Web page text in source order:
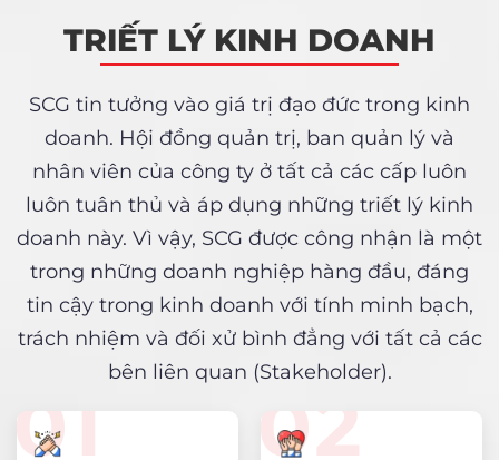
TRIẾT LÝ KINH DOANH
SCG tin tưởng vào giá trị đạo đức trong kinh
doanh. Hội đồng quản trị, ban quản lý và
nhân viên của công ty ở tất cả các cấp luôn
luôn tuân thủ và áp dụng những triết lý kinh
doanh này. Vì vậy, SCG được công nhận là một
trong những doanh nghiệp hàng đầu, đáng
tin cậy trong kinh doanh với tính minh bạch,
trách nhiệm và đối xử bình đẳng với tất cả các
bên liên quan (Stakeholder).